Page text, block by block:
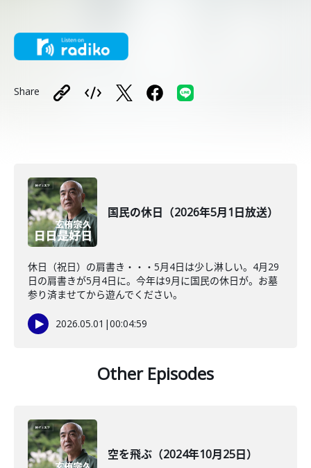
Share
国民の休日（2026年5月1日放送）
休日（祝日）の肩書き・・・5月4日は少し淋しい。4月29
日の肩書きが5月4日に。今年は9月に国民の休日が。お墓
参り済ませてから遊んでください。
2026.05.01 |00:04:59
Other Episodes
空を飛ぶ（2024年10月25日）